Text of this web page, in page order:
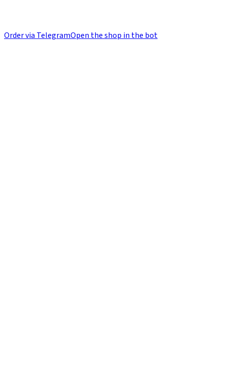
Order via TelegramOpen the shop in the bot